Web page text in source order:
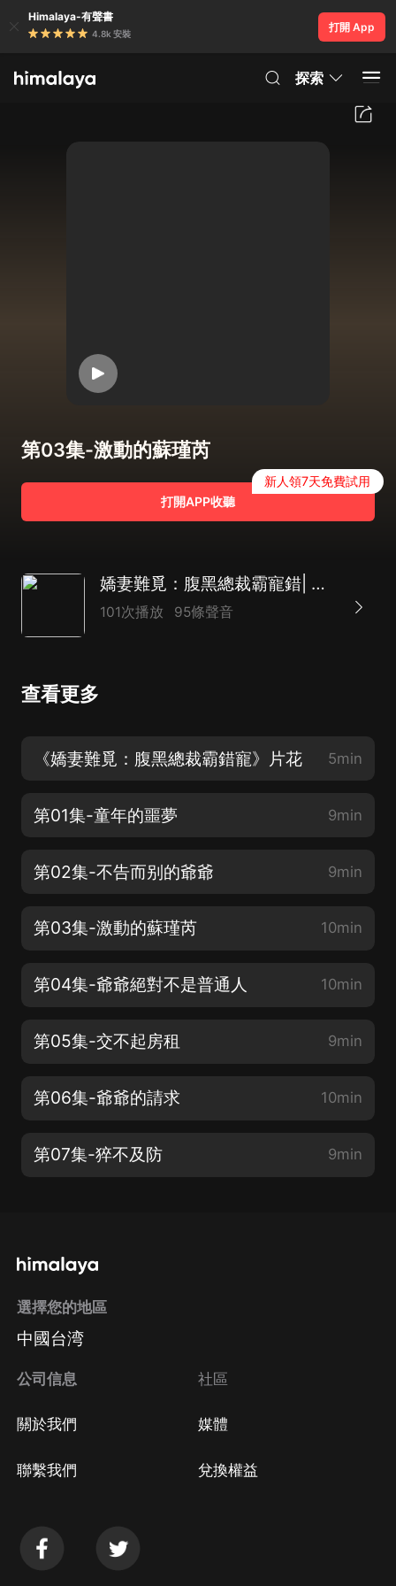
Himalaya-有聲書
4.8k 安裝
打開 App
探索
第03集-激動的蘇瑾芮
打開APP收聽
新人領7天免費試用
嬌妻難覓：腹黑總裁霸寵錯| 復仇爽文| 先婚后愛
101次播放 95條聲音
查看更多
《嬌妻難覓：腹黑總裁霸錯寵》片花 5min
第01集-童年的噩夢 9min
第02集-不告而别的爺爺 9min
第03集-激動的蘇瑾芮 10min
第04集-爺爺絕對不是普通人 10min
第05集-交不起房租 9min
第06集-爺爺的請求 10min
第07集-猝不及防 9min
選擇您的地區
中國台湾
公司信息
關於我們
聯繫我們
社區
媒體
兌換權益